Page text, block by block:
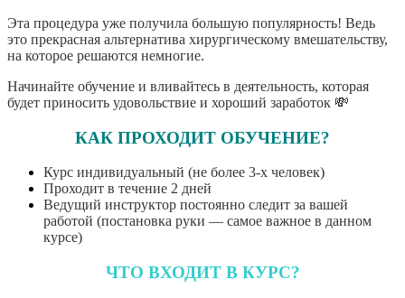
Эта процедура уже получила большую популярность! Ведь
это прекрасная альтернатива хирургическому вмешательству,
на которое решаются немногие.
Начинайте обучение и вливайтесь в деятельность, которая
будет приносить удовольствие и хороший заработок 💸
КАК ПРОХОДИТ ОБУЧЕНИЕ?
Курс индивидуальный (не более 3-х человек)
Проходит в течение 2 дней
Ведущий инструктор постоянно следит за вашей
работой (постановка руки — самое важное в данном
курсе)
ЧТО ВХОДИТ В КУРС?